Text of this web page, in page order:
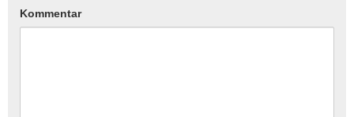
Kommentar